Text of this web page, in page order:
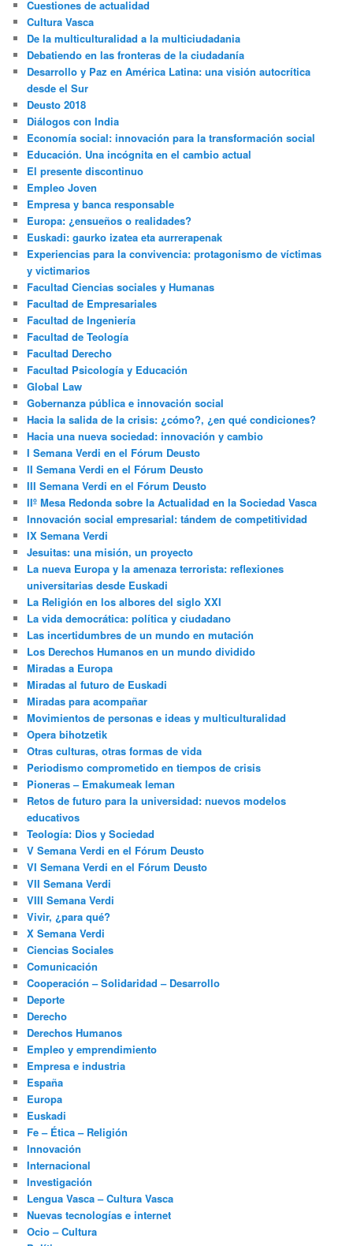
Cuestiones de actualidad
Cultura Vasca
De la multiculturalidad a la multiciudadania
Debatiendo en las fronteras de la ciudadanía
Desarrollo y Paz en América Latina: una visión autocrítica
desde el Sur
Deusto 2018
Diálogos con India
Economía social: innovación para la transformación social
Educación. Una incógnita en el cambio actual
El presente discontinuo
Empleo Joven
Empresa y banca responsable
Europa: ¿ensueños o realidades?
Euskadi: gaurko izatea eta aurrerapenak
Experiencias para la convivencia: protagonismo de víctimas
y victimarios
Facultad Ciencias sociales y Humanas
Facultad de Empresariales
Facultad de Ingeniería
Facultad de Teología
Facultad Derecho
Facultad Psicología y Educación
Global Law
Gobernanza pública e innovación social
Hacia la salida de la crisis: ¿cómo?, ¿en qué condiciones?
Hacia una nueva sociedad: innovación y cambio
I Semana Verdi en el Fórum Deusto
II Semana Verdi en el Fórum Deusto
III Semana Verdi en el Fórum Deusto
IIº Mesa Redonda sobre la Actualidad en la Sociedad Vasca
Innovación social empresarial: tándem de competitividad
IX Semana Verdi
Jesuitas: una misión, un proyecto
La nueva Europa y la amenaza terrorista: reflexiones
universitarias desde Euskadi
La Religión en los albores del siglo XXI
La vida democrática: política y ciudadano
Las incertidumbres de un mundo en mutación
Los Derechos Humanos en un mundo dividido
Miradas a Europa
Miradas al futuro de Euskadi
Miradas para acompañar
Movimientos de personas e ideas y multiculturalidad
Opera bihotzetik
Otras culturas, otras formas de vida
Periodismo comprometido en tiempos de crisis
Pioneras – Emakumeak leman
Retos de futuro para la universidad: nuevos modelos
educativos
Teología: Dios y Sociedad
V Semana Verdi en el Fórum Deusto
VI Semana Verdi en el Fórum Deusto
VII Semana Verdi
VIII Semana Verdi
Vivir, ¿para qué?
X Semana Verdi
Ciencias Sociales
Comunicación
Cooperación – Solidaridad – Desarrollo
Deporte
Derecho
Derechos Humanos
Empleo y emprendimiento
Empresa e industria
España
Europa
Euskadi
Fe – Ética – Religión
Innovación
Internacional
Investigación
Lengua Vasca – Cultura Vasca
Nuevas tecnologías e internet
Ocio – Cultura